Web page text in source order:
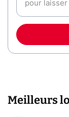
Meilleurs